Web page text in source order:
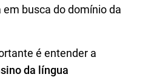
em busca do domínio da
é entender a
da língua